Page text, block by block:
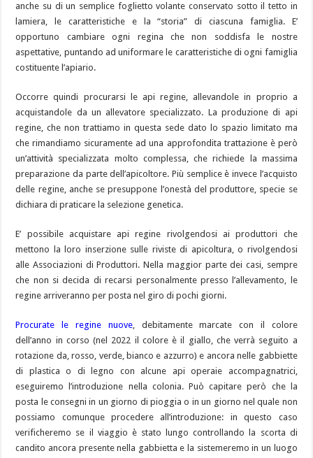
anche su di un semplice foglietto volante conservato sotto il tetto in
lamiera, le caratteristiche e la “storia” di ciascuna famiglia. E’
opportuno cambiare ogni regina che non soddisfa le nostre
aspettative, puntando ad uniformare le caratteristiche di ogni famiglia
costituente l’apiario.
Occorre quindi procurarsi le api regine, allevandole in proprio a
acquistandole da un allevatore specializzato. La produzione di api
regine, che non trattiamo in questa sede dato lo spazio limitato ma
che rimandiamo sicuramente ad una approfondita trattazione è però
un’attività specializzata molto complessa, che richiede la massima
preparazione da parte dell’apicoltore. Più semplice è invece l’acquisto
delle regine, anche se presuppone l’onestà del produttore, specie se
dichiara di praticare la selezione genetica.
E’ possibile acquistare api regine rivolgendosi ai produttori che
mettono la loro inserzione sulle riviste di apicoltura, o rivolgendosi
alle Associazioni di Produttori. Nella maggior parte dei casi, sempre
che non si decida di recarsi personalmente presso l’allevamento, le
regine arriveranno per posta nel giro di pochi giorni.
Procurate le regine nuove, debitamente marcate con il colore
dell’anno in corso (nel 2022 il colore è il giallo, che verrà seguito a
rotazione da, rosso, verde, bianco e azzurro) e ancora nelle gabbiette
di plastica o di legno con alcune api operaie accompagnatrici,
eseguiremo l’introduzione nella colonia. Può capitare però che la
posta le consegni in un giorno di pioggia o in un giorno nel quale non
possiamo comunque procedere all’introduzione: in questo caso
verificheremo se il viaggio è stato lungo controllando la scorta di
candito ancora presente nella gabbietta e la sistemeremo in un luogo